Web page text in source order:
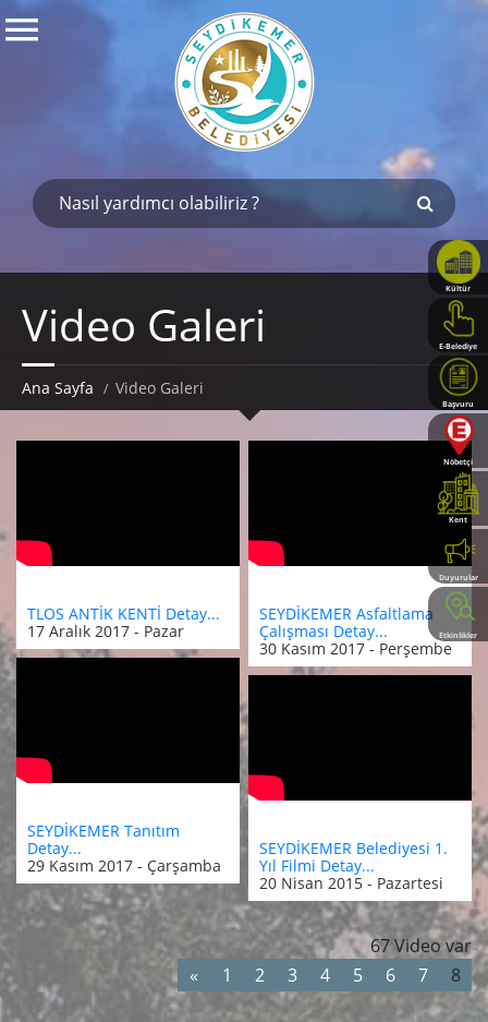
Kültür
Haritası
E-Belediye
Başvuru
Rehberi
Nöbetçi
Eczaneler
Kent
Rehberi
Duyurular
Etkinlikler
Video Galeri
Ana Sayfa Video Galeri
TLOS ANTİK KENTİ Detay...
17 Aralık 2017 - Pazar
SEYDİKEMER Asfaltlama
Çalışması Detay...
30 Kasım 2017 - Perşembe
SEYDİKEMER Tanıtım
Detay...
29 Kasım 2017 - Çarşamba
SEYDİKEMER Belediyesi 1.
Yıl Filmi Detay...
20 Nisan 2015 - Pazartesi
67 Video var
«
1 2 3 4 5 6 7 8